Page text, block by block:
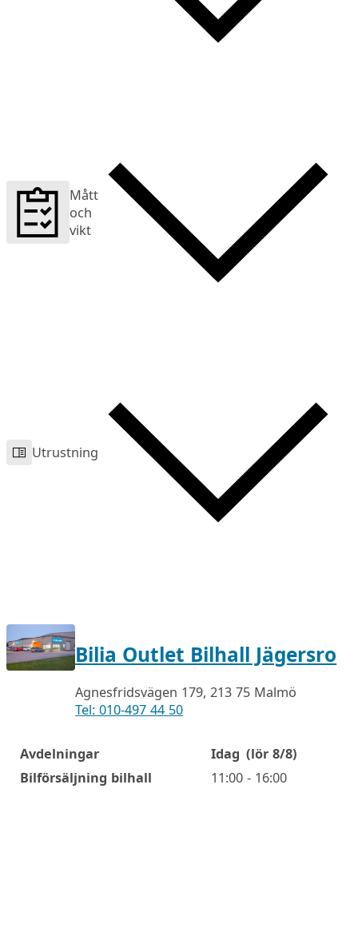
Mått
och
vikt
Utrustning
Bilia Outlet Bilhall Jägersro
Agnesfridsvägen 179, 213 75 Malmö
Tel: 010-497 44 50
Öppettider
Avdelningar Idag (lör 8/8)
Bilförsäljning bilhall
11:00 - 16:00